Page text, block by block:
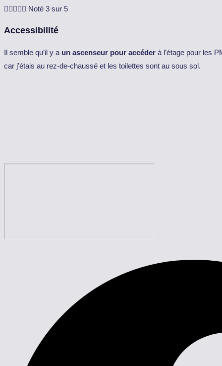
 Noté 3 sur 5
Accessibilité
Il semble qu’il y a un ascenseur pour accéder à l’étage pour les
car j’étais au rez-de-chaussé et les toilettes sont au sous sol.